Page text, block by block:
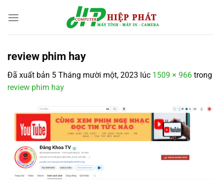
đến
review phim hay
Đã xuất bản 5 Tháng mười một, 2023 lúc 1509 × 966 trong
review phim hay